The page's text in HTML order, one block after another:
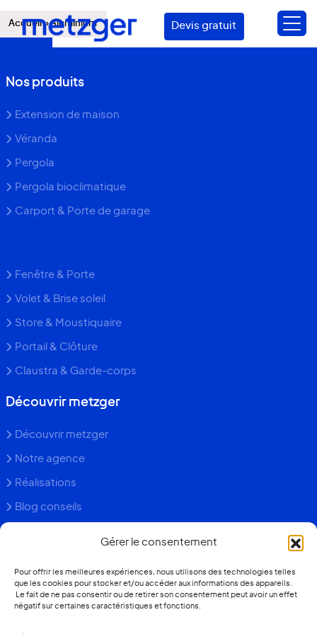
Gérer le consentement
Pour offrir les meilleures expériences, nous utilisons des technologies telles
que les cookies pour stocker et/ou accéder aux informations des appareils.
Le fait de ne pas consentir ou de retirer son consentement peut avoir un effet
négatif sur certaines caractéristiques et fonctions.
Devis gratuit
Accueil»Aluminium
Nos produits
Extension de maison
Véranda
Pergola
Pergola bioclimatique
Carport & Porte de garage
Fenêtre & Porte
Volet & Brise soleil
Store & Moustiquaire
Portail & Clôture
Claustra & Garde-corps
Découvrir metzger
Découvrir metzger
Notre agence
Réalisations
Blog conseils
+352 26 36 13 93